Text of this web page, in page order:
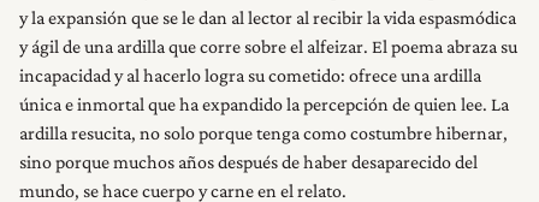
y la expansión que se le dan al lector al recibir la vida espasmódica
y ágil de una ardilla que corre sobre el alfeizar. El poema abraza su
incapacidad y al hacerlo logra su cometido: ofrece una ardilla
única e inmortal que ha expandido la percepción de quien lee. La
ardilla resucita, no solo porque tenga como costumbre hibernar,
sino porque muchos años después de haber desaparecido del
mundo, se hace cuerpo y carne en el relato.